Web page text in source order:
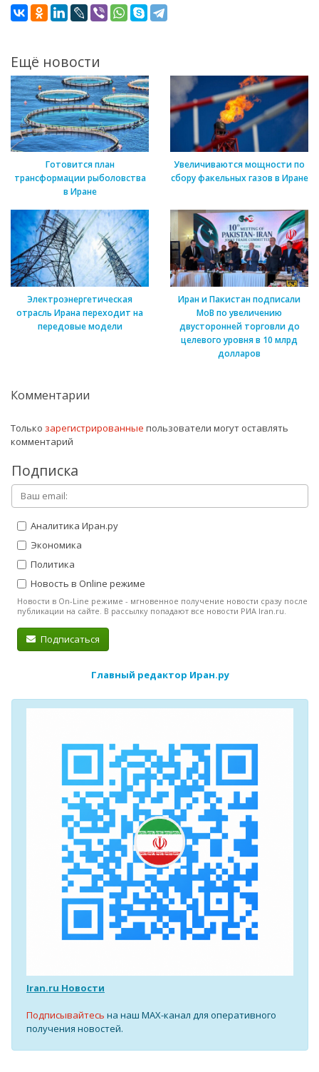
Ещё новости
Готовится план
трансформации рыболовства
в Иране
Увеличиваются мощности по
сбору факельных газов в Иране
Электроэнергетическая
отрасль Ирана переходит на
передовые модели
Иран и Пакистан подписали
МоВ по увеличению
двусторонней торговли до
целевого уровня в 10 млрд
долларов
Комментарии
Только зарегистрированные пользователи могут оставлять
комментарий
Подписка
Аналитика Иран.ру
Экономика
Политика
Новость в Online режиме
Новости в On-Line режиме - мгновенное получение новости сразу после
публикации на сайте. В рассылку попадают все новости РИА Iran.ru.
Подписаться
Главный редактор Иран.ру
Iran.ru Новости
Подписывайтесь на наш MAX-канал для оперативного
получения новостей.